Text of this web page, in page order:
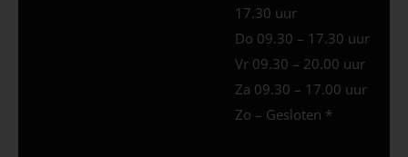
17.30 uur
Do 09.30 – 17.30 uur
Vr 09.30 – 20.00 uur
Za 09.30 – 17.00 uur
Zo – Gesloten *